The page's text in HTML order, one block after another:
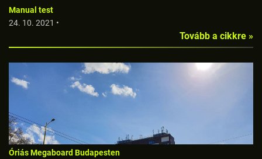
Manual test
24. 10. 2021 •
Tovább a cikkre »
Óriás Megaboard Budapesten